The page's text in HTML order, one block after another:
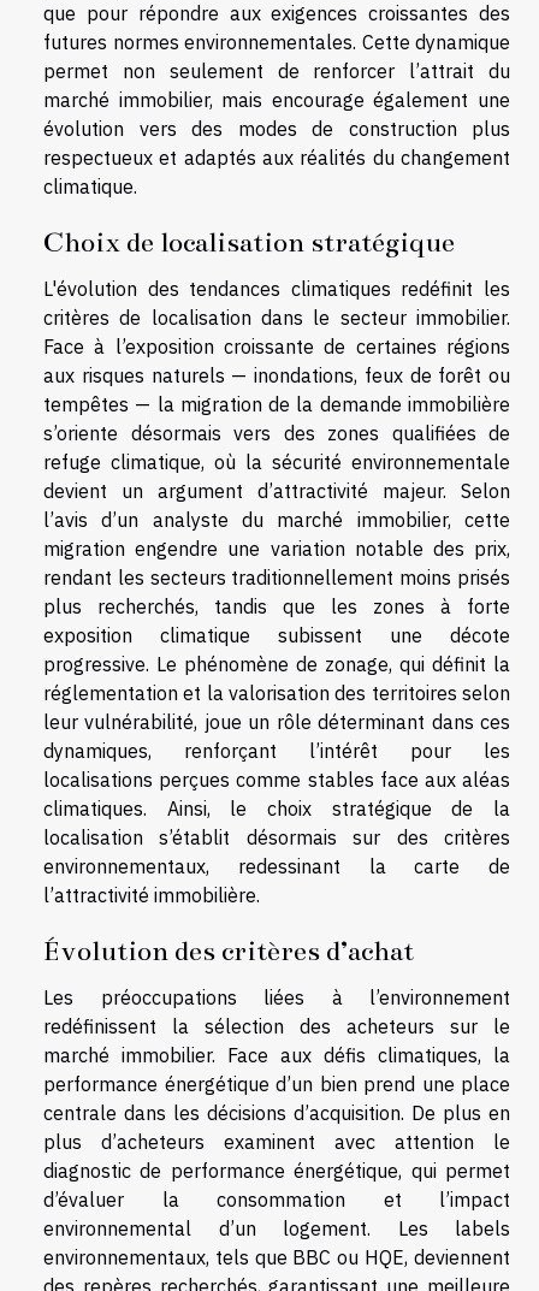
que pour répondre aux exigences croissantes des
futures normes environnementales. Cette dynamique
permet non seulement de renforcer l’attrait du
marché immobilier, mais encourage également une
évolution vers des modes de construction plus
respectueux et adaptés aux réalités du changement
climatique.
Choix de localisation stratégique
L'évolution des tendances climatiques redéfinit les
critères de localisation dans le secteur immobilier.
Face à l’exposition croissante de certaines régions
aux risques naturels — inondations, feux de forêt ou
tempêtes — la migration de la demande immobilière
s’oriente désormais vers des zones qualifiées de
refuge climatique, où la sécurité environnementale
devient un argument d’attractivité majeur. Selon
l’avis d’un analyste du marché immobilier, cette
migration engendre une variation notable des prix,
rendant les secteurs traditionnellement moins prisés
plus recherchés, tandis que les zones à forte
exposition climatique subissent une décote
progressive. Le phénomène de zonage, qui définit la
réglementation et la valorisation des territoires selon
leur vulnérabilité, joue un rôle déterminant dans ces
dynamiques, renforçant l’intérêt pour les
localisations perçues comme stables face aux aléas
climatiques. Ainsi, le choix stratégique de la
localisation s’établit désormais sur des critères
environnementaux, redessinant la carte de
l’attractivité immobilière.
Évolution des critères d’achat
Les préoccupations liées à l’environnement
redéfinissent la sélection des acheteurs sur le
marché immobilier. Face aux défis climatiques, la
performance énergétique d’un bien prend une place
centrale dans les décisions d’acquisition. De plus en
plus d’acheteurs examinent avec attention le
diagnostic de performance énergétique, qui permet
d’évaluer la consommation et l’impact
environnemental d’un logement. Les labels
environnementaux, tels que BBC ou HQE, deviennent